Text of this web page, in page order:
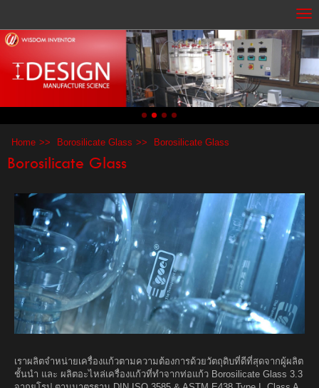
Home Borosilicate Glass Borosilicate Glass
Borosilicate Glass
เราผลิตจำหน่ายเครื่องแก้วตามความต้องการด้วยวัตถุดิบที่ดีที่สุดจากผู้ผลิต
ชั้นนำ และ ผลิตอะไหล่เครื่องแก้วที่ทำจากท่อแก้ว Borosilicate Glass 3.3